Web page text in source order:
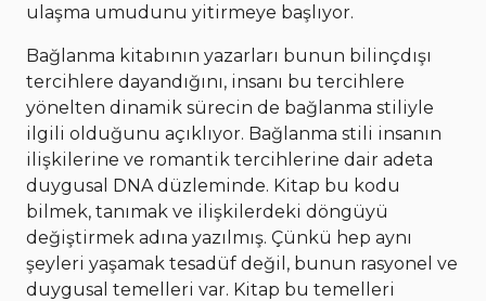
ulaşma umudunu yitirmeye başlıyor.
Bağlanma kitabının yazarları bunun bilinçdışı
tercihlere dayandığını, insanı bu tercihlere
yönelten dinamik sürecin de bağlanma stiliyle
ilgili olduğunu açıklıyor. Bağlanma stili insanın
ilişkilerine ve romantik tercihlerine dair adeta
duygusal DNA düzleminde. Kitap bu kodu
bilmek, tanımak ve ilişkilerdeki döngüyü
değiştirmek adına yazılmış. Çünkü hep aynı
şeyleri yaşamak tesadüf değil, bunun rasyonel ve
duygusal temelleri var. Kitap bu temelleri